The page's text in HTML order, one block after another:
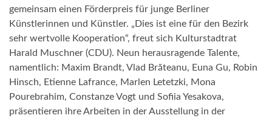
gemeinsam einen Förderpreis für junge Berliner
Künstlerinnen und Künstler. „Dies ist eine für den Bezirk
sehr wertvolle Kooperation“, freut sich Kulturstadtrat
Harald Muschner (CDU). Neun herausragende Talente,
namentlich: Maxim Brandt, Vlad Brăteanu, Euna Gu, Robin
Hinsch, Etienne Lafrance, Marlen Letetzki, Mona
Pourebrahim, Constanze Vogt und Sofiia Yesakova,
präsentieren ihre Arbeiten in der Ausstellung in der